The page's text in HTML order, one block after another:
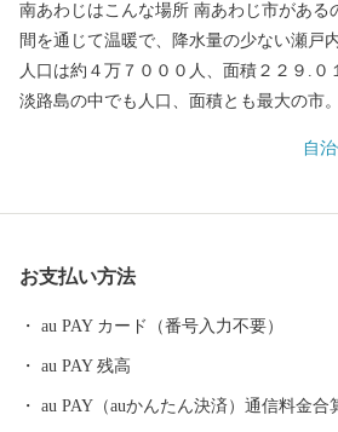
南あわじはこんな場所 南あわじ市がある
間を通じて温暖で、降水量の少ない瀬戸
人口は約４万７０００人、面積２２９.０
淡路島の中でも人口、面積とも最大の市
スしやすく、高速バスだと、京阪神から
自
お支払い方法
au PAY カード（番号入力不要）
au PAY 残高
au PAY（auかんたん決済）通信料金合